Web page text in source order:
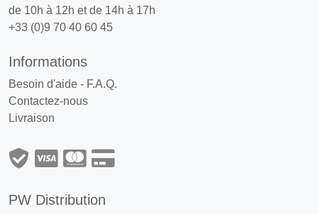
de 10h à 12h et de 14h à 17h
+33 (0)9 70 40 60 45
Informations
Besoin d'aide - F.A.Q.
Contactez-nous
Livraison
PW Distribution